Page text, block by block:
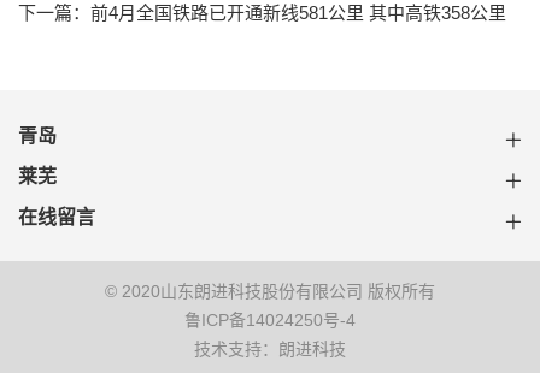
下一篇：前4月全国铁路已开通新线581公里 其中高铁358公里
青岛
莱芜
在线留言
© 2020山东朗进科技股份有限公司 版权所有
鲁ICP备14024250号-4
技术支持：朗进科技